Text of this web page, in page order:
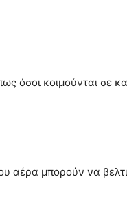
όσοι κοιμούνται σε
αέρα μπορούν να